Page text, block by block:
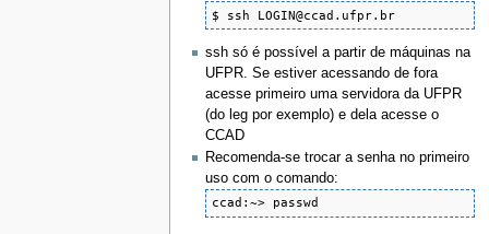
$ ssh LOGIN@ccad.ufpr.br
ssh só é possível a partir de máquinas na
UFPR. Se estiver acessando de fora
acesse primeiro uma servidora da UFPR
(do leg por exemplo) e dela acesse o
CCAD
Recomenda-se trocar a senha no primeiro
uso com o comando:
ccad:~> passwd